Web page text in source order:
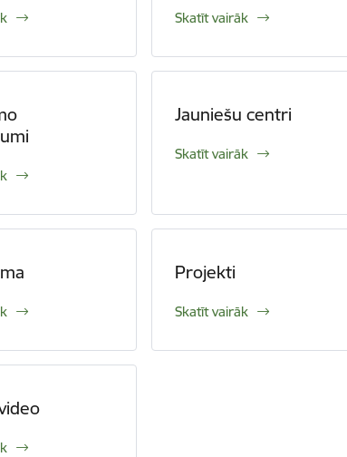
Skatīt vairāk
Jauniešu centri
Skatīt vairāk
Projekti
Skatīt vairāk